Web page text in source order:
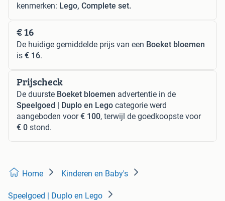
kenmerken: Lego, Complete set.
€ 16
De huidige gemiddelde prijs van een Boeket bloemen
is € 16.
Prijscheck
De duurste Boeket bloemen advertentie in de
Speelgoed | Duplo en Lego categorie werd
aangeboden voor€ 100, terwijl de goedkoopste voor
€ 0 stond.
Home Kinderen en Baby's
Speelgoed | Duplo en Lego